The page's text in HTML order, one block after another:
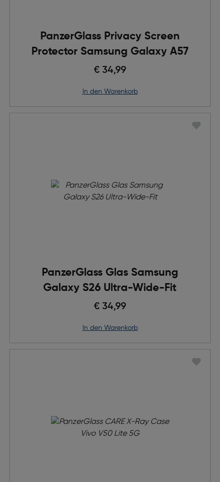
PanzerGlass Privacy Screen
Protector Samsung Galaxy A57
€ 34,99
in den Warenkorb
PanzerGlass Glas Samsung
Galaxy S26 Ultra-Wide-Fit
€ 34,99
in den Warenkorb